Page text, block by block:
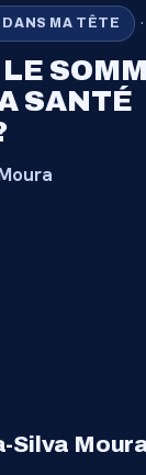
via votre lien
pour accéder au
DANS MA TÊTE ·
SANTÉ
Silva